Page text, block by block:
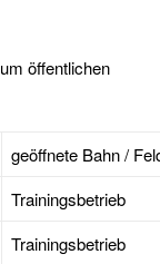
öffentlichen
geöffnete Bahn /
Trainingsbetrieb
Trainingsbetrieb